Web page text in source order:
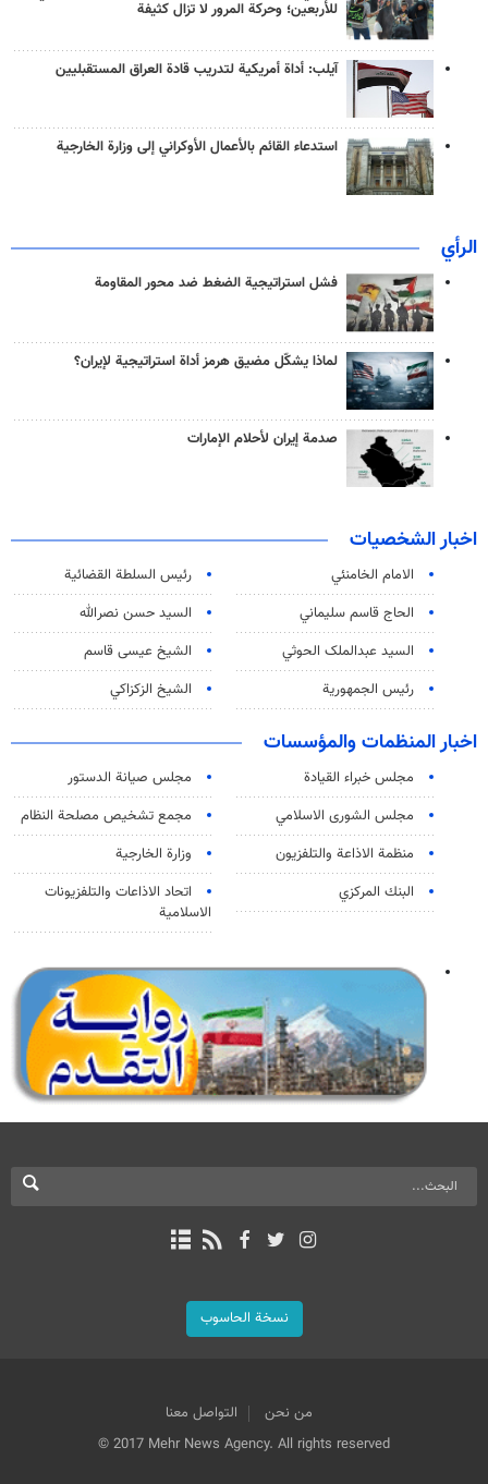
للأربعين؛ وحركة المرور لا تزال كثيفة
آيلب: أداة أمريكية لتدريب قادة العراق المستقبليين
استدعاء القائم بالأعمال الأوكراني إلى وزارة الخارجية
الرأي
فشل استراتيجية الضغط ضد محور المقاومة
لماذا يشكّل مضيق هرمز أداة استراتيجية لإيران؟
صدمة إيران لأحلام الإمارات
اخبار الشخصيات
الامام الخامنئي
رئیس السلطة القضائیة
الحاج قاسم سليماني
السيد حسن نصرالله
السید عبدالملک الحوثي
الشيخ عيسى قاسم
رئيس الجمهورية
الشيخ الزكزاكي
اخبار المنظمات والمؤسسات
مجلس خبراء القيادة
مجلس صيانة الدستور
مجلس الشورى الاسلامي
مجمع تشخيص مصلحة النظام
منظمة الاذاعة والتلفزیون
وزارة الخارجية
البنك المركزي
اتحاد الاذاعات والتلفزيونات
الاسلامية
نسخة الحاسوب
من نحن
التواصل معنا
© 2017 Mehr News Agency. All rights reserved